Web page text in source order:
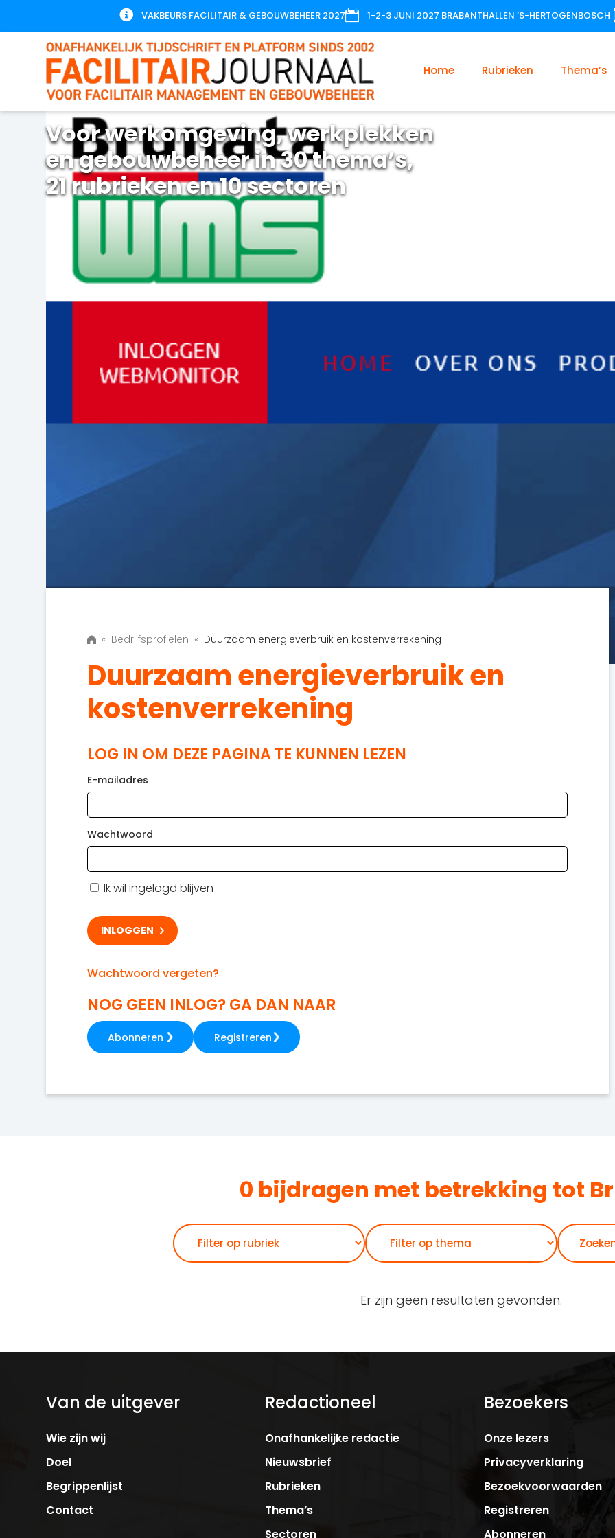
 VAKBEURS FACILITAIR & GEBOUWBEHEER 2027 1-2-3 JUNI 2027 BRABANTHALLEN ’S-HERTOGENBOSCH
Home Rubrieken Thema’s
Voor werkomgeving, werkplekken
en gebouwbeheer in 30 thema’s,
21 rubrieken en 10 sectoren
« Bedrijfsprofielen « Duurzaam energieverbruik en kostenverrekening
Duurzaam energieverbruik en
kostenverrekening
LOG IN OM DEZE PAGINA TE KUNNEN LEZEN
E-mailadres
Wachtwoord
Ik wil ingelogd blijven
Wachtwoord vergeten?
NOG GEEN INLOG? GA DAN NAAR
Abonneren Registreren
0 bijdragen met betrekking tot
Er zijn geen resultaten gevonden.
Van de uitgever
Wie zijn wij
Doel
Begrippenlijst
Contact
Redactioneel
Onafhankelijke redactie
Nieuwsbrief
Rubrieken
Thema’s
Sectoren
Bezoekers
Onze lezers
Privacyverklaring
Bezoekvoorwaarden
Registreren
Abonneren